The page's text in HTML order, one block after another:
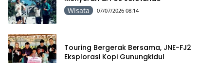
Wisata 07/07/2026 08:14
Touring Bergerak Bersama, JNE-FJ2
Eksplorasi Kopi Gunungkidul